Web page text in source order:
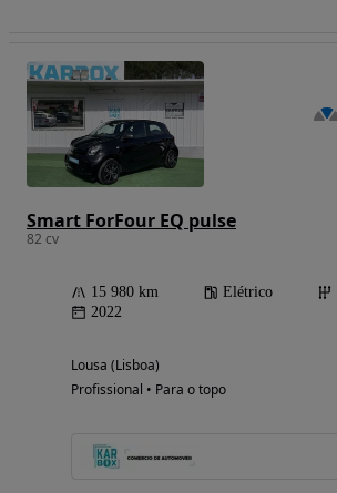
Smart ForFour EQ pulse
82 cv
15 980 km Elétrico
2022
Lousa (Lisboa)
Profissional • Para o topo